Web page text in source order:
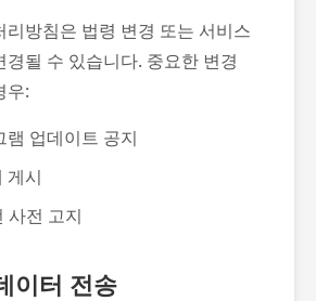
리방침은 법령 변경 또는 서비스
경될 수 있습니다. 중요한 변경
우:
램 업데이트 공지
게시
사전 고지
이터 전송